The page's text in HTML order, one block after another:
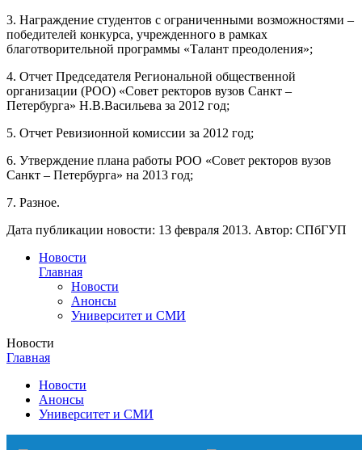
3. Награждение студентов с ограниченными возможностями –
победителей конкурса, учрежденного в рамках
благотворительной программы «Талант преодоления»;
4. Отчет Председателя Региональной общественной
организации (РОО) «Совет ректоров вузов Санкт –
Петербурга» Н.В.Васильева за 2012 год;
5. Отчет Ревизионной комиссии за 2012 год;
6. Утверждение плана работы РОО «Совет ректоров вузов
Санкт – Петербурга» на 2013 год;
7. Разное.
Дата публикации новости: 13 февраля 2013. Автор: СПбГУП
Новости
Главная
Новости
Анонсы
Университет и СМИ
Новости
Главная
Новости
Анонсы
Университет и СМИ